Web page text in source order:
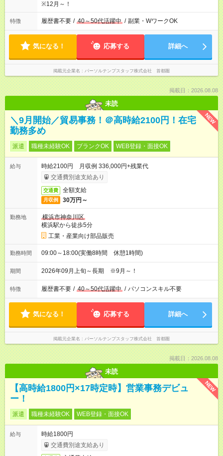
※12月～！
特徴 履歴書不要 / 40～50代活躍中 / 副業・WワークOK
気になる！ 応募する 詳細へ
掲載元企業名 パーソルテンプスタッフ株式会社 首都圏
掲載日：2026.08.08
未読
NEW
＼9月開始／貿易事務！＠高時給2100円！在宅
勤務多め
派遣 職種未経験OK ブランクOK WEB登録・面接OK
給与
時給2100円 月収例 336,000円+残業代
交通費別途支給あり
交通費 全額支給
月収例 30万円～
勤務地
横浜市神奈川区
横浜駅から徒歩5分
工業・産業向け部品販売
勤務時間 09:00～18:00(実働8時間 休憩1時間)
期間 2026年09月上旬～長期 ※9月～！
特徴 履歴書不要 / 40～50代活躍中 / パソコンスキル不要
気になる！ 応募する 詳細へ
掲載元企業名 パーソルテンプスタッフ株式会社 首都圏
掲載日：2026.08.08
未読
NEW
【高時給1800円×17時定時】営業事務デビュ
ー！
派遣 職種未経験OK WEB登録・面接OK
給与
時給1800円
交通費別途支給あり